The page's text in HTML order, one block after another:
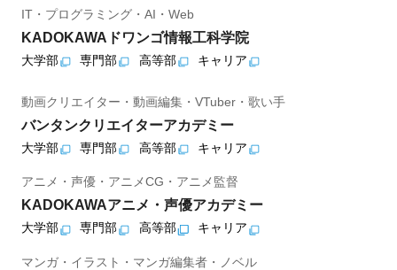
IT・プログラミング・AI・Web
KADOKAWAドワンゴ情報工科学院
大学部 専門部 高等部 キャリア
動画クリエイター・動画編集・VTuber・歌い手
バンタンクリエイターアカデミー
大学部 専門部 高等部 キャリア
アニメ・声優・アニメCG・アニメ監督
KADOKAWAアニメ・声優アカデミー
大学部 専門部 高等部 キャリア
マンガ・イラスト・マンガ編集者・ノベル